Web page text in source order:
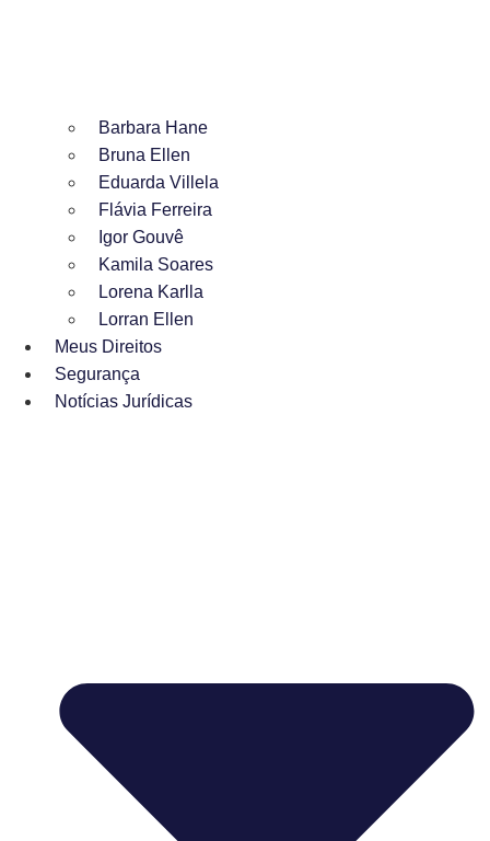
Barbara Hane
Bruna Ellen
Eduarda Villela
Flávia Ferreira
Igor Gouvê
Kamila Soares
Lorena Karlla
Lorran Ellen
Meus Direitos
Segurança
Notícias Jurídicas